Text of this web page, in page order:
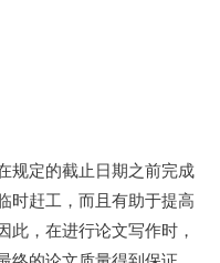
规定的截止日期之前完成
时赶工，而且有助于提高
此，在进行论文写作时，